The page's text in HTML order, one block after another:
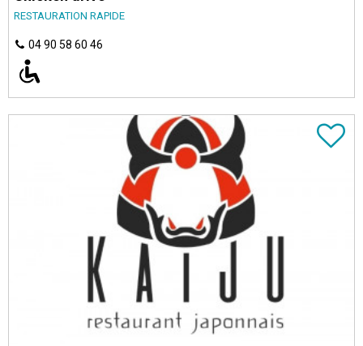
RESTAURATION RAPIDE
04 90 58 60 46